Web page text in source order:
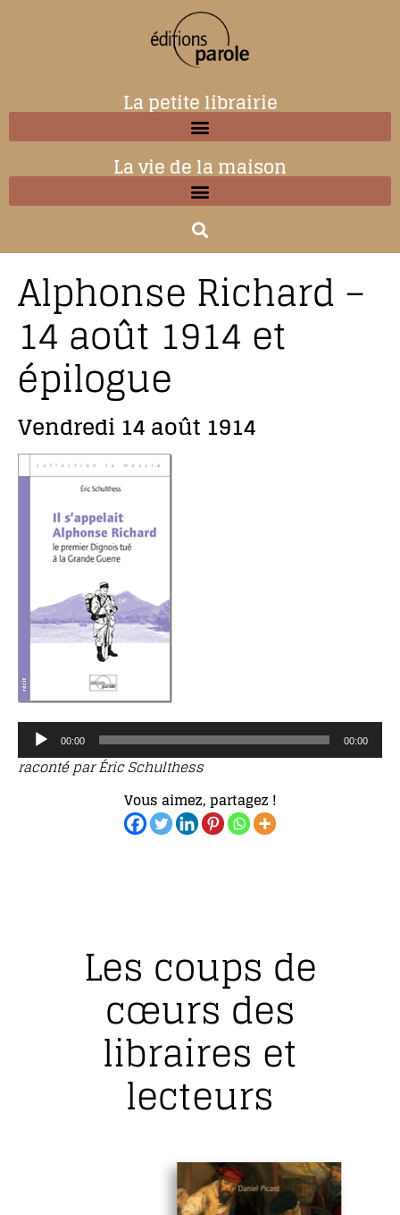
La petite librairie
La vie de la maison
Alphonse Richard –
14 août 1914 et
épilogue
Vendredi 14 août 1914
Lecteur
audio
00:00 00:00
raconté par Éric Schulthess
Vous aimez, partagez !
Les coups de
cœurs des
libraires et
lecteurs